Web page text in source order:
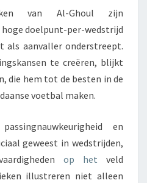
van Al-Ghoul zijn
doelpunt-per-wedstrijd
als aanvaller onderstreept.
te creëren, blijkt
die hem tot de besten in de
voetbal maken.
en
geweest in wedstrijden,
op het veld
illustreren niet alleen